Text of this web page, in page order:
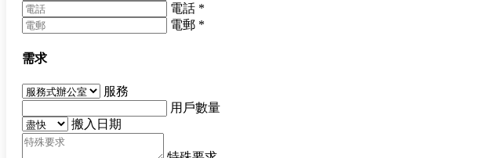
電話 *
電郵 *
需求
服務
用戶數量
搬入日期